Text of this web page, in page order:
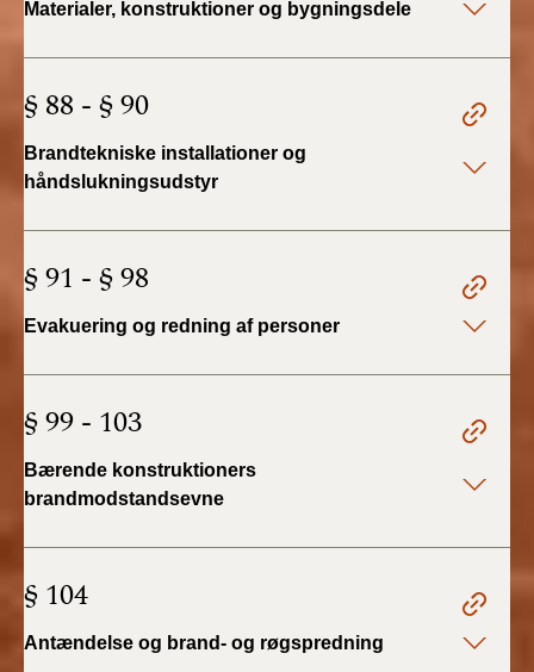
2022)
2022)
BR18 (29/6 - 31/12
2021)
BR18 (1/7-31/12
2020)
BR18 (1/1-9/3 2020)
BR18 (4/7-31/12
BR18 (1/1-4/7 2019)
Materialer, konstruktioner og bygningsdele
§ 88 - § 90
Brandtekniske installationer og
håndslukningsudstyr
§ 91 - § 98
Evakuering og redning af personer
§ 99 - 103
Bærende konstruktioners
brandmodstandsevne
§ 104
Antændelse og brand- og røgspredning